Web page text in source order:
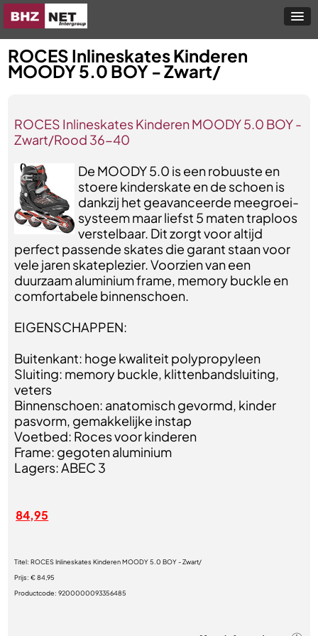
ROCES Inlineskates Kinderen
MOODY 5.0 BOY - Zwart/
ROCES Inlineskates Kinderen MOODY 5.0 BOY -
Zwart/Rood 36-40
De MOODY 5.0 is een robuuste en
stoere kinderskate en de schoen is
dankzij het geavanceerde meegroei-
systeem maar liefst 5 maten traploos
verstelbaar. Dit zorgt voor altijd
perfect passende skates die garant staan voor
vele jaren skateplezier. Voorzien van een
duurzaam aluminium frame, memory buckle en
comfortabele binnenschoen.
EIGENSCHAPPEN:
Buitenkant: hoge kwaliteit polypropyleen
Sluiting: memory buckle, klittenbandsluiting,
veters
Binnenschoen: anatomisch gevormd, kinder
pasvorm, gemakkelijke instap
Voetbed: Roces voor kinderen
Frame: gegoten aluminium
Lagers: ABEC 3
84,95
Titel:ROCES Inlineskates Kinderen MOODY 5.0 BOY - Zwart/
Prijs:€ 84,95
Productcode:9200000093356485